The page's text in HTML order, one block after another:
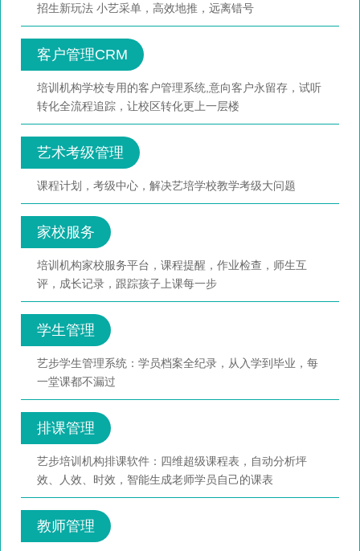
招生新玩法 小艺采单，高效地推，远离错号
客户管理CRM
培训机构学校专用的客户管理系统,意向客户永留存，试听
转化全流程追踪，让校区转化更上一层楼
艺术考级管理
课程计划，考级中心，解决艺培学校教学考级大问题
家校服务
培训机构家校服务平台，课程提醒，作业检查，师生互
评，成长记录，跟踪孩子上课每一步
学生管理
艺步学生管理系统：学员档案全纪录，从入学到毕业，每
一堂课都不漏过
排课管理
艺步培训机构排课软件：四维超级课程表，自动分析坪
效、人效、时效，智能生成老师学员自己的课表
教师管理